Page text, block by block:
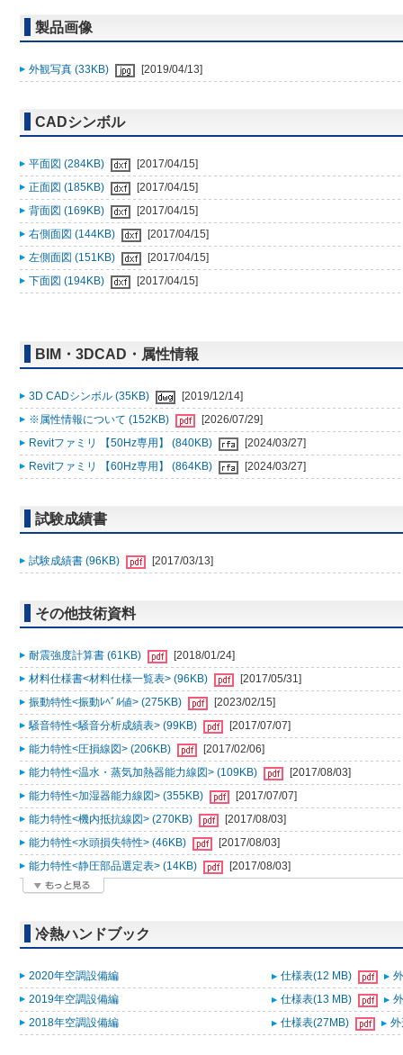
製品画像
外観写真 (33KB) [2019/04/13]
CADシンボル
平面図 (284KB)
[2017/04/15]
正面図 (185KB)
[2017/04/15]
背面図 (169KB)
[2017/04/15]
右側面図 (144KB)
[2017/04/15]
左側面図 (151KB)
[2017/04/15]
下面図 (194KB)
[2017/04/15]
BIM・3DCAD・属性情報
3D CADシンボル (35KB)
[2019/12/14]
※属性情報について (152KB)
[2026/07/29]
Revitファミリ 【50Hz専用】 (840KB)
[2024/03/27]
Revitファミリ 【60Hz専用】 (864KB)
[2024/03/27]
試験成績書
試験成績書 (96KB) [2017/03/13]
その他技術資料
耐震強度計算書 (61KB)
[2018/01/24]
材料仕様書<材料仕様一覧表> (96KB)
[2017/05/31]
振動特性<振動ﾚﾍﾞﾙ値> (275KB)
[2023/02/15]
騒音特性<騒音分析成績表> (99KB)
[2017/07/07]
能力特性<圧損線図> (206KB)
[2017/02/06]
能力特性<温水・蒸気加熱器能力線図> (109KB)
[2017/08/03]
能力特性<加湿器能力線図> (355KB)
[2017/07/07]
能力特性<機内抵抗線図> (270KB)
[2017/08/03]
能力特性<水頭損失特性> (46KB)
[2017/08/03]
能力特性<静圧部品選定表> (14KB)
[2017/08/03]
冷熱ハンドブック
2020年空調設備編 仕様表(12 MB)
2019年空調設備編
仕様表(13 MB)
2018年空調設備編
仕様表(27MB)